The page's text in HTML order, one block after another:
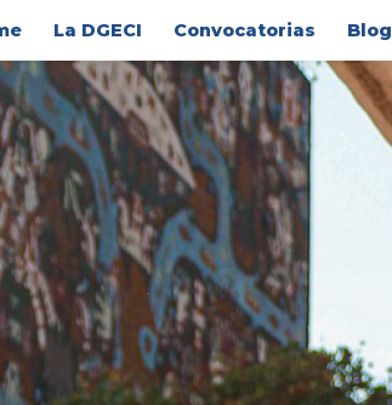
La DGECI Convocatorias Blog